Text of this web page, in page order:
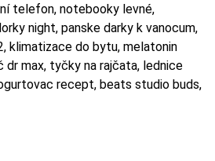
telefon, notebooky levné,
night, panske darky k vanocum,
klimatizace do bytu, melatonin
dr max, tyčky na rajčata, lednice
recept, beats studio buds,